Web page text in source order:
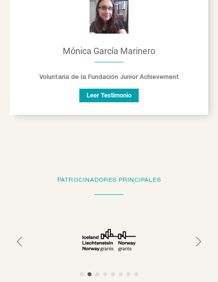
Mónica García Marinero
Voluntaria de la Fundación Junior Achievement
Leer Testimonio
PATROCINADORES PRINCIPALES